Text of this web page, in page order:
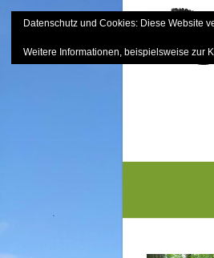
to
Datenschutz und Cookies: Diese Website
Weitere Informationen, beispielsweise zur